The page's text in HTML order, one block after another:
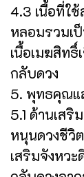
4.3 เนื้อที่ใช้
หลอมรวมเ
เนื้อเมฆสิทธิ์
กลับดวง
5. พุทธคุณแ
5.1 ด้านเสริ
หนุนดวงชีวิต
เสริมจังหวะ